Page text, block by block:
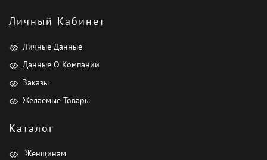
Личный Кабинет
Личные Данные
Данные О Компании
Заказы
Желаемые Товары
Каталог
Женщинам